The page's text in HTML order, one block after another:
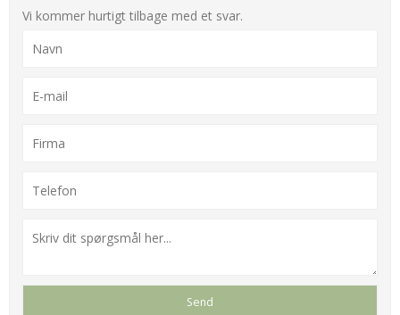
Vi kommer hurtigt tilbage med et svar.